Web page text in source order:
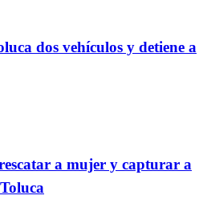
dos vehículos y detiene a
a mujer y capturar a